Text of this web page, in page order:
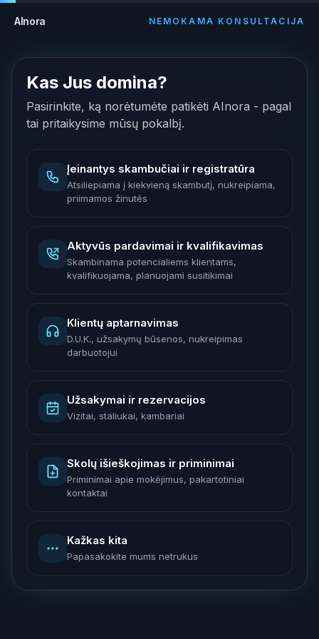
AInora NEMOKAMA KONSULTACIJA
Kas Jus domina?
Pasirinkite, ką norėtumėte patikėti AInora - pagal
tai pritaikysime mūsų pokalbį.
Įeinantys skambučiai ir registratūra
Atsiliepiama į kiekvieną skambutį, nukreipiama,
priimamos žinutės
Aktyvūs pardavimai ir kvalifikavimas
Skambinama potencialiems klientams,
kvalifikuojama, planuojami susitikimai
Klientų aptarnavimas
D.U.K., užsakymų būsenos, nukreipimas
darbuotojui
Užsakymai ir rezervacijos
Vizitai, staliukai, kambariai
Skolų išieškojimas ir priminimai
Priminimai apie mokėjimus, pakartotiniai
kontaktai
Kažkas kita
Papasakokite mums netrukus